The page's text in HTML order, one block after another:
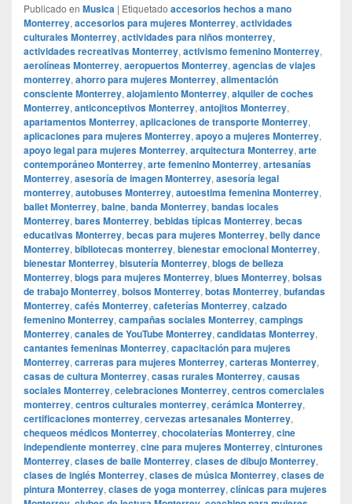
Publicado en Musica | Etiquetado accesorios hechos a mano
Monterrey, accesorios para mujeres Monterrey, actividades
culturales Monterrey, actividades para niños monterrey,
actividades recreativas Monterrey, activismo femenino Monterrey,
aerolíneas Monterrey, aeropuertos Monterrey, agencias de viajes
monterrey, ahorro para mujeres Monterrey, alimentación
consciente Monterrey, alojamiento Monterrey, alquiler de coches
Monterrey, anticonceptivos Monterrey, antojitos Monterrey,
apartamentos Monterrey, aplicaciones de transporte Monterrey,
aplicaciones para mujeres Monterrey, apoyo a mujeres Monterrey,
apoyo legal para mujeres Monterrey, arquitectura Monterrey, arte
contemporáneo Monterrey, arte femenino Monterrey, artesanías
Monterrey, asesoría de imagen Monterrey, asesoría legal
monterrey, autobuses Monterrey, autoestima femenina Monterrey,
ballet Monterrey, balne, banda Monterrey, bandas locales
Monterrey, bares Monterrey, bebidas típicas Monterrey, becas
educativas Monterrey, becas para mujeres Monterrey, belly dance
Monterrey, bibliotecas monterrey, bienestar emocional Monterrey,
bienestar Monterrey, bisutería Monterrey, blogs de belleza
Monterrey, blogs para mujeres Monterrey, blues Monterrey, bolsas
de trabajo Monterrey, bolsos Monterrey, botas Monterrey, bufandas
Monterrey, cafés Monterrey, cafeterías Monterrey, calzado
femenino Monterrey, campañas sociales Monterrey, campings
Monterrey, canales de YouTube Monterrey, candidatas Monterrey,
cantantes femeninas Monterrey, capacitación para mujeres
Monterrey, carreras para mujeres Monterrey, carteras Monterrey,
casas de cultura Monterrey, casas rurales Monterrey, causas
sociales Monterrey, celebraciones Monterrey, centros comerciales
monterrey, centros culturales monterrey, cerámica Monterrey,
certificaciones monterrey, cervezas artesanales Monterrey,
chequeos médicos Monterrey, chocolaterías Monterrey, cine
independiente monterrey, cine para mujeres Monterrey, cinturones
Monterrey, clases de baile Monterrey, clases de dibujo Monterrey,
clases de inglés Monterrey, clases de música Monterrey, clases de
pintura Monterrey, clases de yoga monterrey, clínicas para mujeres